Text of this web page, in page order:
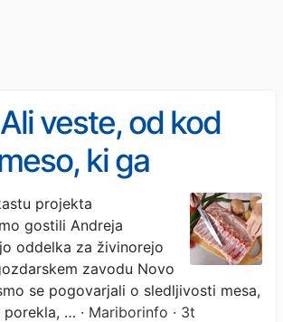
veste, od kod
ki ga
projekta
gostili Andreja
oddelka za živinorejo
zavodu Novo
se pogovarjali o sledljivosti mesa,
porekla, … · Mariborinfo · 3t